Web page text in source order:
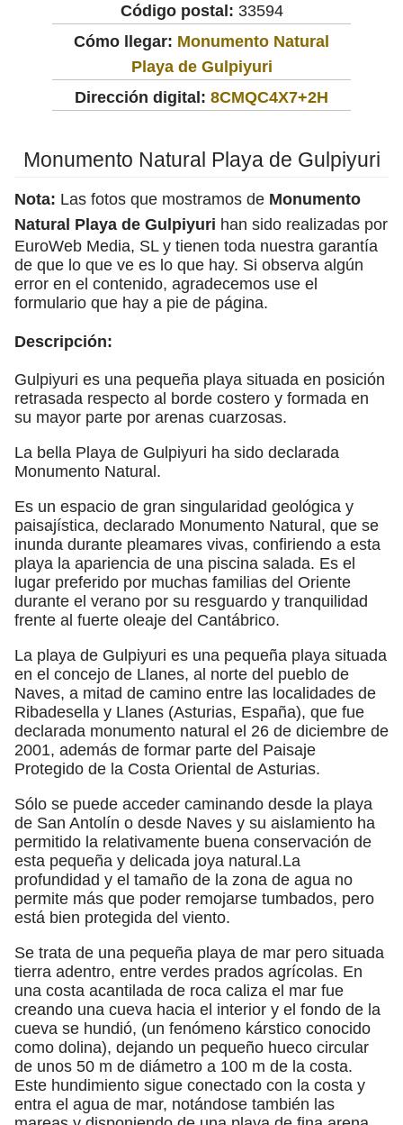
Código postal: 33594
Cómo llegar: Monumento Natural
Playa de Gulpiyuri
Dirección digital: 8CMQC4X7+2H
Monumento Natural Playa de Gulpiyuri
Nota: Las fotos que mostramos de Monumento
Natural Playa de Gulpiyuri han sido realizadas por
EuroWeb Media, SL y tienen toda nuestra garantía
de que lo que ve es lo que hay. Si observa algún
error en el contenido, agradecemos use el
formulario que hay a pie de página.
Descripción:
Gulpiyuri es una pequeña playa situada en posición
retrasada respecto al borde costero y formada en
su mayor parte por arenas cuarzosas.
La bella Playa de Gulpiyuri ha sido declarada
Monumento Natural.
Es un espacio de gran singularidad geológica y
paisajística, declarado Monumento Natural, que se
inunda durante pleamares vivas, confiriendo a esta
playa la apariencia de una piscina salada. Es el
lugar preferido por muchas familias del Oriente
durante el verano por su resguardo y tranquilidad
frente al fuerte oleaje del Cantábrico.
La playa de Gulpiyuri es una pequeña playa situada
en el concejo de Llanes, al norte del pueblo de
Naves, a mitad de camino entre las localidades de
Ribadesella y Llanes (Asturias, España), que fue
declarada monumento natural el 26 de diciembre de
2001, además de formar parte del Paisaje
Protegido de la Costa Oriental de Asturias.
Sólo se puede acceder caminando desde la playa
de San Antolín o desde Naves y su aislamiento ha
permitido la relativamente buena conservación de
esta pequeña y delicada joya natural.​La
profundidad y el tamaño de la zona de agua no
permite más que poder remojarse tumbados, pero
está bien protegida del viento.
Se trata de una pequeña playa de mar pero situada
tierra adentro, entre verdes prados agrícolas. En
una costa acantilada de roca caliza el mar fue
creando una cueva hacia el interior y el fondo de la
cueva se hundió, (un fenómeno kárstico conocido
como dolina), dejando un pequeño hueco circular
de unos 50 m de diámetro a 100 m de la costa.
Este hundimiento sigue conectado con la costa y
entra el agua de mar, notándose también las